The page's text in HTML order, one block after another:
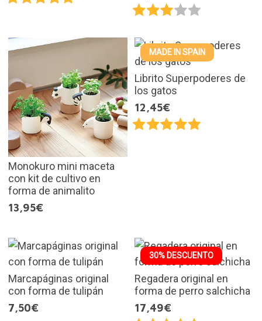
Monokuro mini maceta
con kit de cultivo en
forma de animalito
13,95€
MADE IN SPAIN
Librito Superpoderes de
los gatos
12,45€
Marcapáginas original
con forma de tulipán
7,50€
30% DESCUENTO
Regadera original en
forma de perro salchicha
17,49€